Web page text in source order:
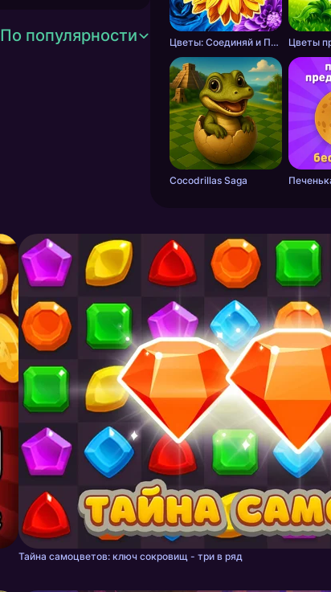
По популярности Цветы: Соединяй и Продавай Букеты!
Cocodrillas Saga
Тайна самоцветов: ключ сокровищ - три в ряд